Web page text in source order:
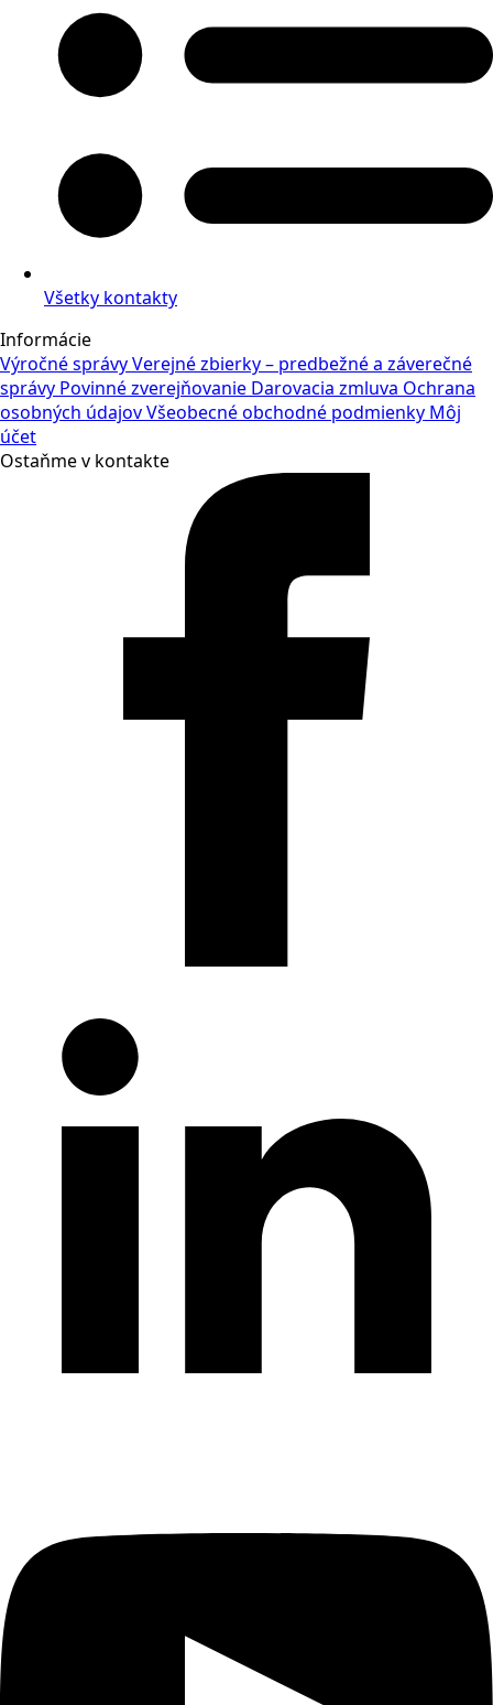
Všetky kontakty
Informácie
Výročné správyVerejné zbierky – predbežné a záverečné
správy Povinné zverejňovanie Darovacia zmluva Ochrana
osobných údajovVšeobecné obchodné podmienky Môj
účet
Ostaňme v kontakte